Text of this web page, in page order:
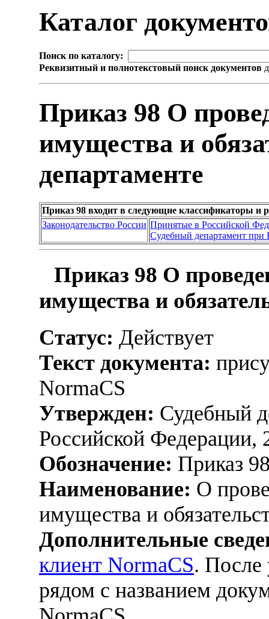
Каталог
Поиск по каталогу:
Реквизитный и полнотекстовый поиск документов
Приказ 98 О
имущества и
департаменте
Приказ 98 входит в следующие классификаторы и
Законодательство России Принятые в Российской
Судебный департамент при
Приказ 98 О
имущества и
Статус: Действует
Текст документа:
NormaCS
Утвержден: Судебный
Российской Федерации,
Обозначение: Приказ
Наименование: О
имущества и
Дополнительные
клиент NormaCS. После
рядом с названием